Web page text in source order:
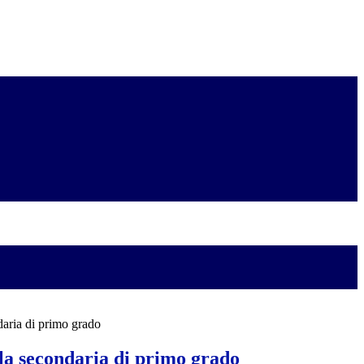
di primo grado
secondaria di primo grado